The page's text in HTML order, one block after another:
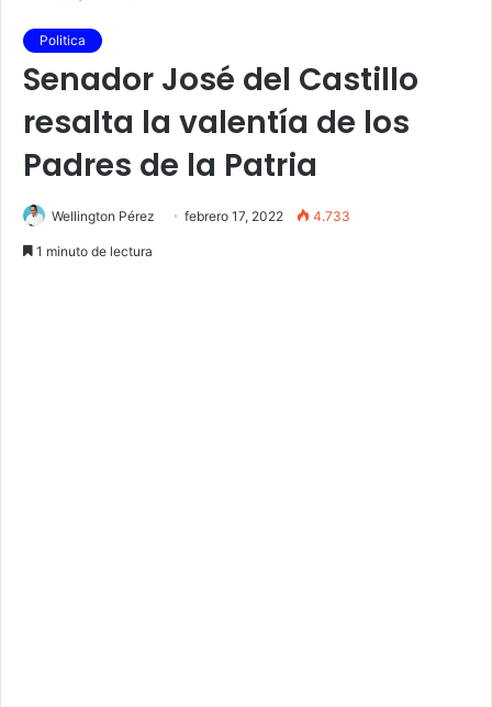
Politica
Senador José del Castillo
resalta la valentía de los
Padres de la Patria
Wellington Pérez febrero 17, 2022 4.733
1 minuto de lectura